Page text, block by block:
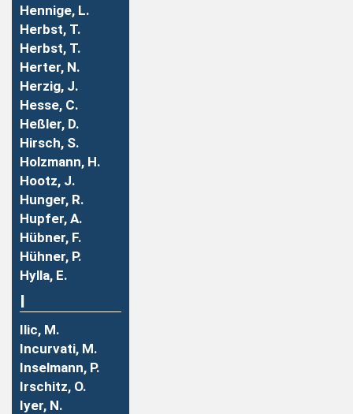
Hennige, L.
Herbst, T.
Herbst, T.
Herter, N.
Herzig, J.
Hesse, C.
Heßler, D.
Hirsch, S.
Holzmann, H.
Hootz, J.
Hunger, R.
Hupfer, A.
Hübner, F.
Hühner, P.
Hylla, E.
I
Ilic, M.
Incurvati, M.
Inselmann, P.
Irschitz, O.
Iyer, N.